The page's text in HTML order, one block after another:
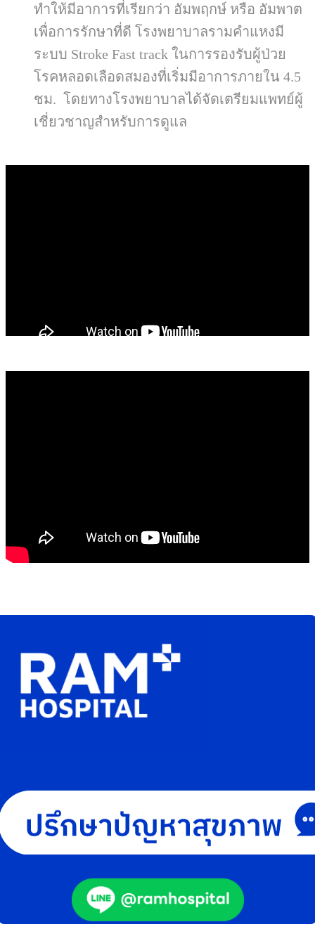
ทำให้มีอาการที่เรียกว่า อัมพฤกษ์ หรือ อัมพาต
เพื่อการรักษาที่ดี โรงพยาบาลรามคำแหงมี
ระบบ Stroke Fast track ในการรองรับผู้ป่วย
โรคหลอดเลือดสมองที่เริ่มมีอาการภายใน 4.5
ชม. โดยทางโรงพยาบาลได้จัดเตรียมแพทย์ผู้
เชี่ยวชาญสำหรับการดูแล